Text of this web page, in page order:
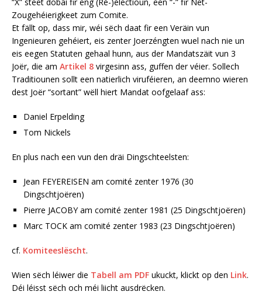
Zougehéierigkeet zum Comite.
Et fällt op, dass mir, wéi sëch daat fir een Veräin vun
Ingenieuren gehéiert, eis zenter Joerzéngten wuel nach nie un
eis eegen Statuten gehaal hunn, aus der Mandatszäit vun 3
Joër, die am Artikel 8 virgesinn ass, guffen der véier. Sollech
Traditiounen sollt een natierlich viruféieren, an deemno wieren
dest Joër “sortant” wëll hiert Mandat oofgelaaf ass:
Daniel Erpelding
Tom Nickels
En plus nach een vun den dräi Dingschteelsten:
Jean FEYEREISEN am comité zenter 1976 (30
Dingschtjoëren)
Pierre JACOBY am comité zenter 1981 (25 Dingschtjoëren)
Marc TOCK am comité zenter 1983 (23 Dingschtjoëren)
cf. Komiteeslëscht.
Wien sëch léiwer die Tabell am PDF ukuckt, klickt op den Link.
Déi léisst sëch och méi liicht ausdrëcken.